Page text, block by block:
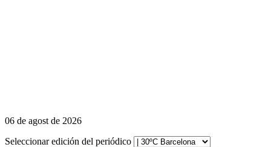
06 de agost de 2026
Seleccionar edición del periódico